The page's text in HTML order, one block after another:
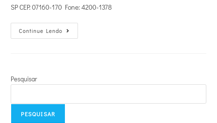
SP CEP: 07160-170 Fone: 4200-1378
Continue Lendo
Pesquisar
PESQUISAR